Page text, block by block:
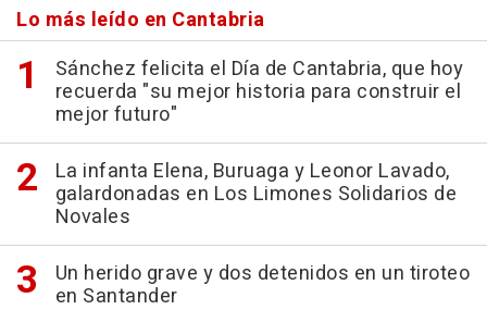
Lo más leído en Cantabria
Sánchez felicita el Día de Cantabria, que hoy
recuerda "su mejor historia para construir el
mejor futuro"
La infanta Elena, Buruaga y Leonor Lavado,
galardonadas en Los Limones Solidarios de
Novales
Un herido grave y dos detenidos en un tiroteo
en Santander